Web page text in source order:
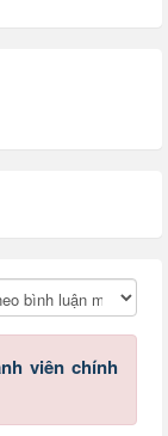
viên chính